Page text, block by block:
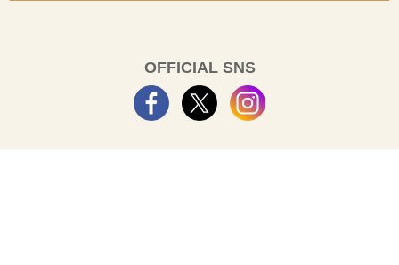
OFFICIAL SNS